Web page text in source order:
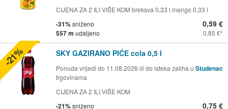
CIJENA ZA 2 ILI VIŠE KOM breksva 0,33 l mango 0,33 l
-31%sniženo
557 m udaljeno
0,59 €
0,85 €
SKY GAZIRANO PIĆE cola 0,5 l
Ponuda vrijedi do 11.08.2026 ili do isteka zaliha u Studenac
trgovinama
CIJENA ZA 2 ILI VIŠE KOM
-21%sniženo 0,75 €
-21%